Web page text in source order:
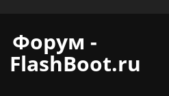
Форум -
FlashBoot.ru